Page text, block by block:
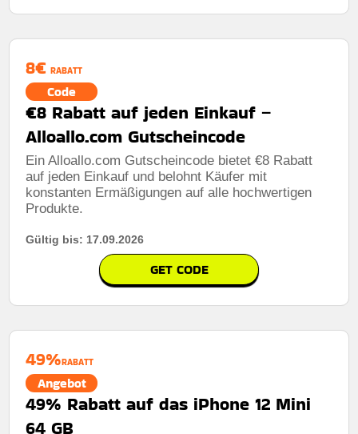
8€ RABATT
Code
€8 Rabatt auf jeden Einkauf –
Alloallo.com Gutscheincode
Ein Alloallo.com Gutscheincode bietet €8 Rabatt
auf jeden Einkauf und belohnt Käufer mit
konstanten Ermäßigungen auf alle hochwertigen
Produkte.
Gültig bis: 17.09.2026
GET CODE
49%RABATT
Angebot
49% Rabatt auf das iPhone 12 Mini
64 GB